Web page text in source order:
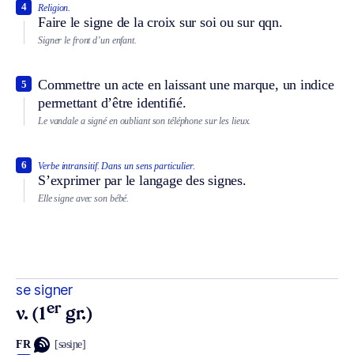
Religion.
Faire le signe de la croix sur soi ou sur qqn.
4
Signer le front d’un enfant.
Commettre un acte en laissant une marque, un indice
permettant d’être identifié.
5
Le vandale a signé en oubliant son téléphone sur les lieux.
Verbe intransitif. Dans un sens particulier.
S’exprimer par le langage des signes.
6
Elle signe avec son bébé.
se signer
v. (1er gr.)
FR [səsiɲe]